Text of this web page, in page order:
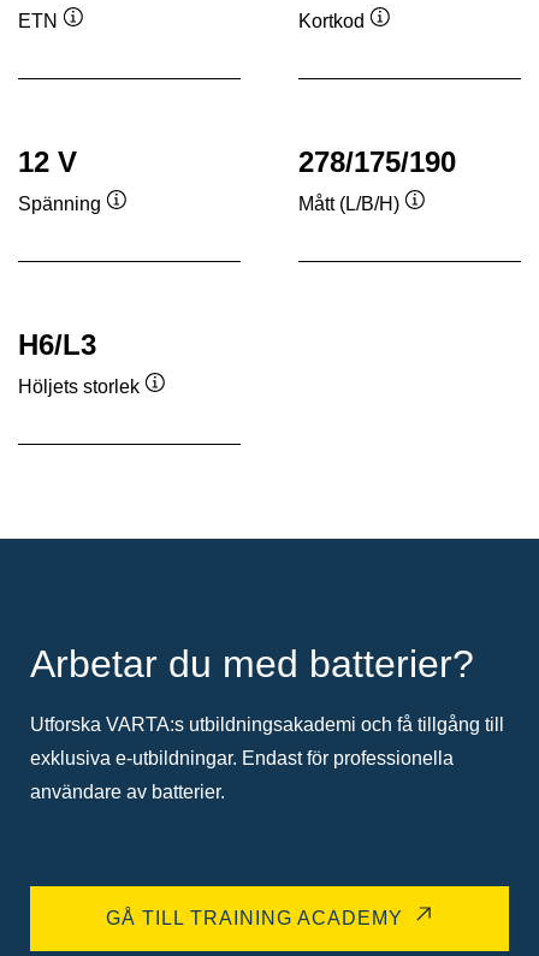
ETN
Kortkod
12 V
Spänning
278/175/190
Mått (L/B/H)
H6/L3
Höljets storlek
Arbetar du med batterier?
Utforska VARTA:s utbildningsakademi och få tillgång till
exklusiva e-utbildningar. Endast för professionella
användare av batterier.
GÅ TILL TRAINING ACADEMY